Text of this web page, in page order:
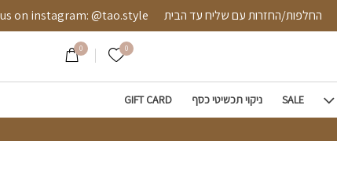
החלפות/החזרות עם שליח עד הבית @tao.style
0 הרשימה שלי
0
SALE ניקוי תכשיטי כסף GIFT CARD